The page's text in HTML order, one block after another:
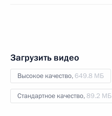
Загрузить видео
Высокое качество,649.8 МБ
Стандартное качество,89.2 МБ